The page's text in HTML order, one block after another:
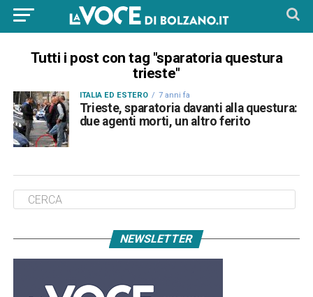
Tutti i post con tag "sparatoria questura
trieste"
ITALIA ED ESTERO 7 anni fa
Trieste, sparatoria davanti alla questura:
due agenti morti, un altro ferito
NEWSLETTER